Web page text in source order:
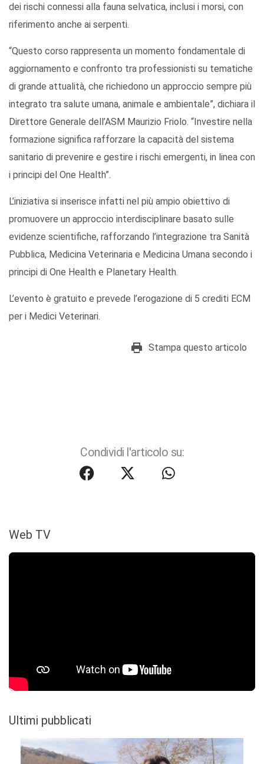
dei rischi connessi alla fauna selvatica, inclusi i morsi, con
riferimento anche ai serpenti.
“Questo corso rappresenta un momento fondamentale di
aggiornamento e confronto tra professionisti su tematiche
di grande attualità, che richiedono un approccio sempre più
integrato tra salute umana, animale e ambientale”, dichiara il
Direttore Generale dell’ASM Maurizio Friolo. “Investire nella
formazione significa rafforzare la capacità del sistema
sanitario di prevenire e gestire i rischi emergenti, in linea con
i principi del One Health”.
L’iniziativa si inserisce infatti nel più ampio obiettivo di
promuovere un approccio interdisciplinare basato sulle
evidenze scientifiche, rafforzando l’integrazione tra Sanità
Pubblica, Medicina Veterinaria e Medicina Umana secondo i
principi di One Health e Planetary Health.
L’evento è gratuito e prevede l’erogazione di 5 crediti ECM
per i Medici Veterinari.
Stampa questo articolo
Condividi l'articolo su:
Web TV
Ultimi pubblicati